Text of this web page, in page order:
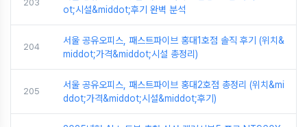
203
ot;시설&middot;후기 완벽 분석
204
서울 공유오피스, 패스트파이브 홍대1호점 솔직 후기 (위치&
middot;가격&middot;시설 총정리)
205
서울 공유오피스, 패스트파이브 홍대2호점 총정리 (위치&mi
ddot;가격&middot;시설&middot;후기)